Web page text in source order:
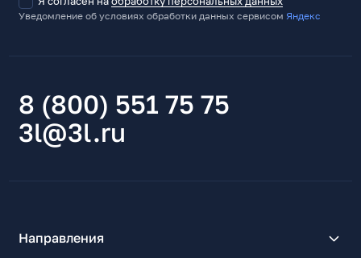
0.16
Длина кабеля, мм
620
Средняя наработка на отказ, тыс. час
Цвет вентилятора
Черный с белым
Уведомление об условиях обработки данных сервисомЯндекс
8 (800) 551 75 75
3l@3l.ru
Направления